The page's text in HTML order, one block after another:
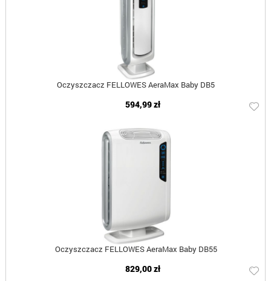
Oczyszczacz FELLOWES AeraMax Baby DB5
594,99 zł
Oczyszczacz FELLOWES AeraMax Baby DB55
829,00 zł